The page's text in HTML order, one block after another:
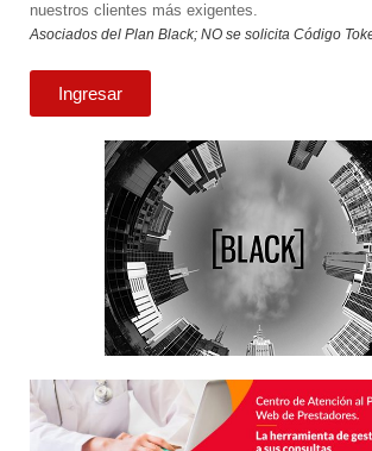
nuestros clientes más exigentes.
Asociados del Plan Black; NO se solicita Código
Ingresar